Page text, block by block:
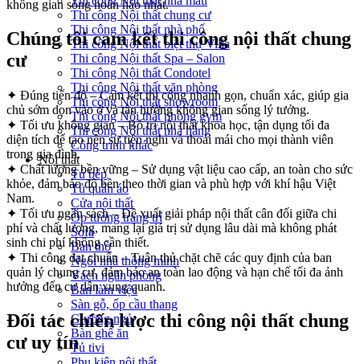
Thi công Nội thất chung cư
Thi công Nội thất nhà phố
Thi công Nội thất biệt thự Villa
Thi công Nội thất Spa – Salon
Thi công Nội thất Condotel
Thi công Nội thất văn phòng
Thi công Nội thất showroom
Thi công Nội thất phòng gym
Thi công Nội thất nhà hàng
Công trình khác
Nội thất
Tủ bếp
Tủ quần áo
Cửa nội thất
Ốp tường trang trí
Sofa
Bàn thờ
Ngôi nhà thông minh
Vách ngăn phòng
Bàn làm việc
Sàn gỗ, ốp cầu thang
Giường ngủ
Bàn ghế ăn
Tủ tivi
không gian sống hoàn hảo nhất.
Chúng tôi cam kết thi công nội thất chung
cư
✦ Đúng tiến độ – Cam kết thi công nhanh gọn, chuẩn xác, giúp gia
chủ sớm dọn vào ở và tận hưởng không gian sống lý tưởng.
✦ Tối ưu không gian – Bố trí nội thất khoa học, tận dụng tối đa
diện tích để tạo nên sự tiện nghi và thoải mái cho mọi thành viên
trong gia đình.
✦ Chất lượng bền vững – Sử dụng vật liệu cao cấp, an toàn cho sức
khỏe, đảm bảo độ bền theo thời gian và phù hợp với khí hậu Việt
Nam.
✦ Tối ưu ngân sách – Đề xuất giải pháp nội thất cân đối giữa chi
phí và chất lượng, mang lại giá trị sử dụng lâu dài mà không phát
sinh chi phí không cần thiết.
✦ Thi công đạt chuẩn – Tuân thủ chặt chẽ các quy định của ban
quản lý chung cư, đảm bảo an toàn lao động và hạn chế tối đa ảnh
hưởng đến cư dân xung quanh.
Đối tác chiến lược thi công nội thất chung
cư uy tín